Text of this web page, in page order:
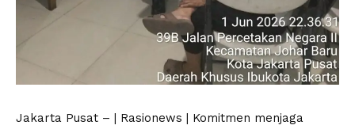
Jakarta Pusat – | Rasionews | Komitmen menjaga